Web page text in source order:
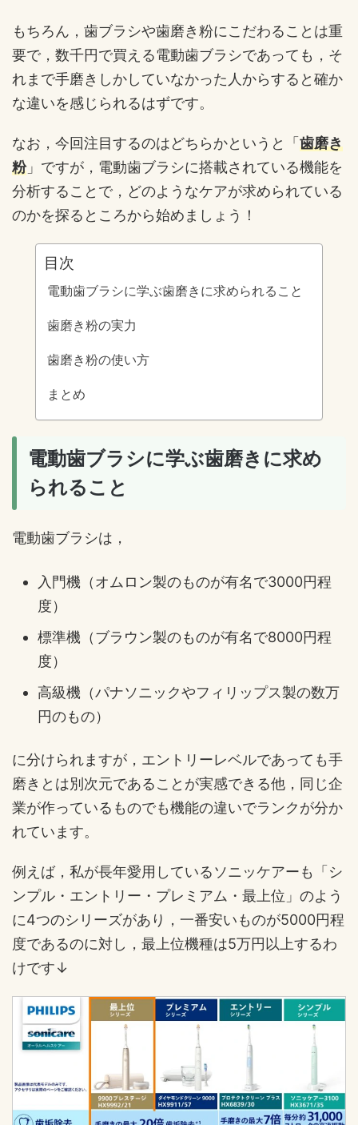
もちろん，歯ブラシや歯磨き粉にこだわることは重
要で，数千円で買える電動歯ブラシであっても，そ
れまで手磨きしかしていなかった人からすると確か
な違いを感じられるはずです。
なお，今回注目するのはどちらかというと「 歯磨き
粉」ですが，電動歯ブラシに搭載されている機能を
分析することで，どのようなケアが求められている
のかを探るところから始めましょう！
目次
電動歯ブラシに学ぶ歯磨きに求められること
歯磨き粉の実力
歯磨き粉の使い方
まとめ
電動歯ブラシに学ぶ歯磨きに求め
られること
電動歯ブラシは，
入門機（オムロン製のものが有名で3000円程
度）
標準機（ブラウン製のものが有名で8000円程
度）
高級機（パナソニックやフィリップス製の数万
円のもの）
に分けられますが，エントリーレベルであっても手
磨きとは別次元であることが実感できる他，同じ企
業が作っているものでも機能の違いでランクが分か
れています。
例えば，私が長年愛用しているソニッケアーも「シ
ンプル・エントリー・プレミアム・最上位」のよう
に4つのシリーズがあり，一番安いものが5000円程
度であるのに対し，最上位機種は5万円以上するわ
けです↓